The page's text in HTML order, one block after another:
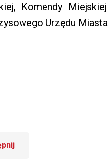
Komendy
Urzędu Miasta